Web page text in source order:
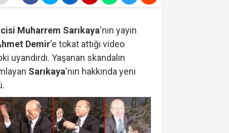
Muharrem Sarıkaya'nın yayın
Demir'e tokat attığı video
uyandırdı. Yaşanan skandalın
Sarıkaya'nın hakkında yeni